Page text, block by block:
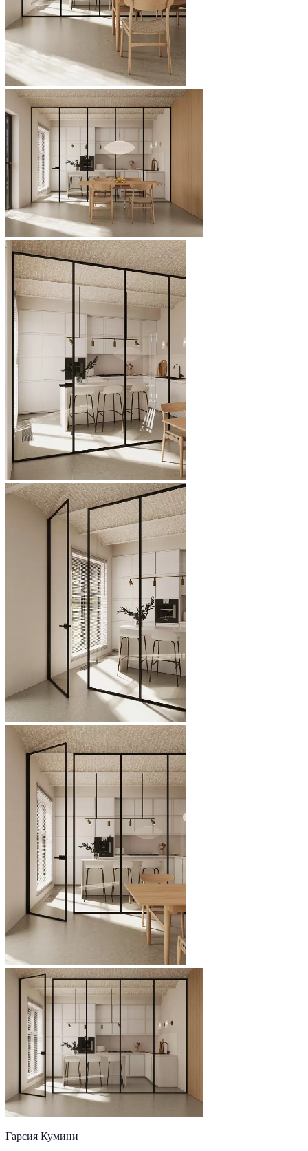
Гарсия Кумини